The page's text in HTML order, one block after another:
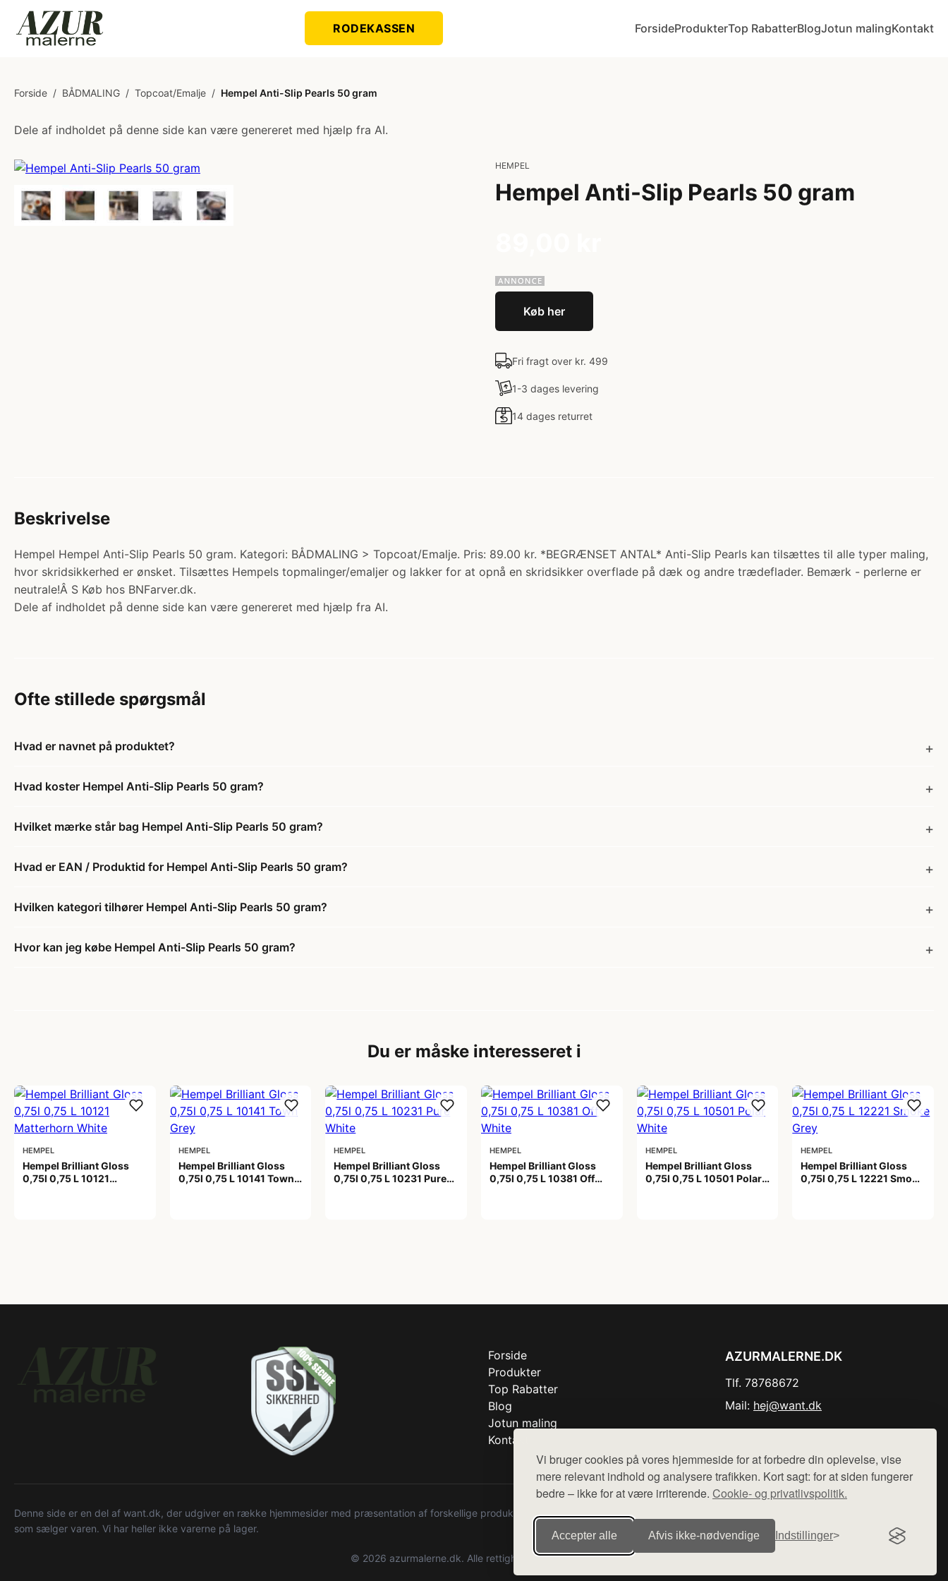
Vi bruger cookies på vores hjemmeside for at forbedre din oplevelse, vise
mere relevant indhold og analysere trafikken. Kort sagt: for at siden fungerer
bedre – ikke for at være irriterende. Cookie- og privatlivspolitik.
Accepter alle Afvis ikke‑nødvendige Indstillinger
RODEKASSEN ForsideProdukterTop RabatterBlogJotun malingKontakt
Forside / BÅDMALING / Topcoat/Emalje / Hempel Anti-Slip Pearls 50 gram
Dele af indholdet på denne side kan være genereret med hjælp fra AI.
HEMPEL
Hempel Anti-Slip Pearls 50 gram
Køb her
Fri fragt over kr. 499
1-3 dages levering
14 dages returret
Beskrivelse
Hempel Hempel Anti-Slip Pearls 50 gram. Kategori: BÅDMALING > Topcoat/Emalje. Pris: 89.00 kr. *BEGRÆNSET ANTAL* Anti-Slip Pearls kan tilsættes til alle typer maling,
hvor skridsikkerhed er ønsket. Tilsættes Hempels topmalinger/emaljer og lakker for at opnå en skridsikker overflade på dæk og andre trædeflader. Bemærk - perlerne er
neutrale!Â S Køb hos BNFarver.dk.
Dele af indholdet på denne side kan være genereret med hjælp fra AI.
Ofte stillede spørgsmål
Hvad er navnet på produktet?
Hvad koster Hempel Anti-Slip Pearls 50 gram?
Hvilket mærke står bag Hempel Anti-Slip Pearls 50 gram?
Hvad er EAN / Produktid for Hempel Anti-Slip Pearls 50 gram?
Hvilken kategori tilhører Hempel Anti-Slip Pearls 50 gram?
Hvor kan jeg købe Hempel Anti-Slip Pearls 50 gram?
Du er måske interesseret i
HEMPEL
Hempel Brilliant Gloss
0,75l 0,75 L 10121
HEMPEL
Hempel Brilliant Gloss
0,75l 0,75 L 10141 Town
HEMPEL
Hempel Brilliant Gloss
0,75l 0,75 L 10231 Pure
HEMPEL
Hempel Brilliant Gloss
0,75l 0,75 L 10381 Off
HEMPEL
Hempel Brilliant Gloss
0,75l 0,75 L 10501 Polar
HEMPEL
Hempel Brilliant Gloss
0,75l 0,75 L 12221 Smoke
Forside
Produkter
Top Rabatter
Blog
Jotun maling
Kontakt
AZURMALERNE.DK
Tlf. 78768672
Mail: hej@want.dk
Denne side er en del af want.dk, der udgiver en række hjemmesider med præsentation af forskellige produkter fra diverse webshops. Der sælges ikke varer fra denne side - vi henviser til de shops,
som sælger varen. Vi har heller ikke varerne på lager.
© 2026 azurmalerne.dk. Alle rettigheder forbeholdes.